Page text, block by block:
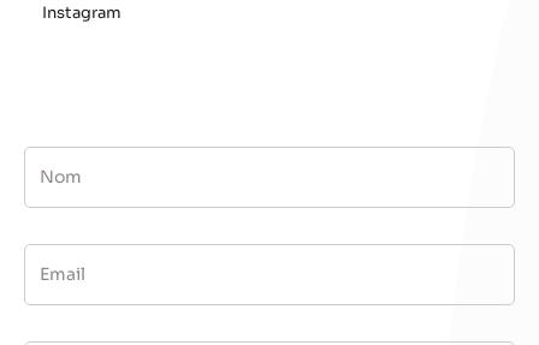
Instagram